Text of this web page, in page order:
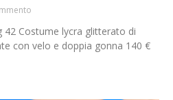
Costume lycra glitterato di
con velo e doppia gonna 140 €